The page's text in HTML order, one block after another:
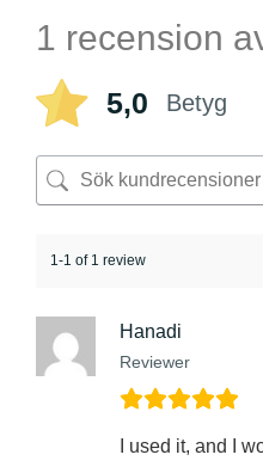
1 recension
5,0 Betyg
1-1 of 1 review
Hanadi
Reviewer
I used it, and I